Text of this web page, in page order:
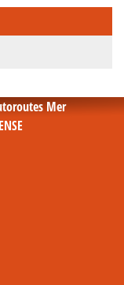
Mer